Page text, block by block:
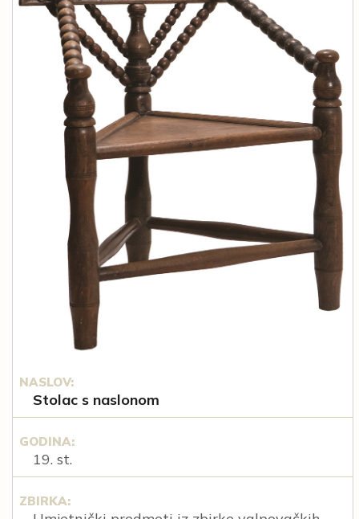
NASLOV:
Stolac s naslonom
GODINA:
19. st.
ZBIRKA: